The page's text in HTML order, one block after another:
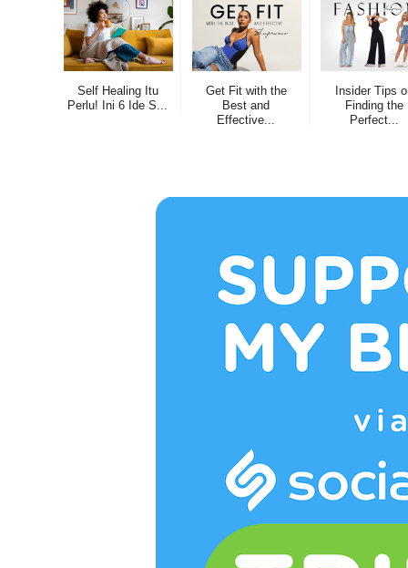
Self Healing Itu
Perlu! Ini 6 Ide S...
Get Fit with the
Best and
Effective...
Insider Tips
Finding the
Perfect...